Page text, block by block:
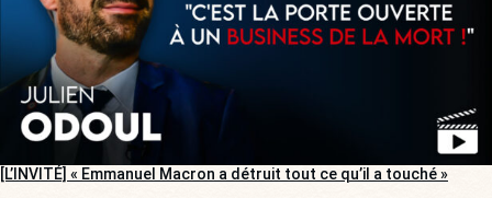
[L’INVITÉ] « Emmanuel Macron a détruit tout ce qu’il a touché »